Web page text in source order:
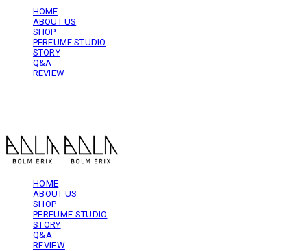
HOME
ABOUT US
SHOP
PERFUME STUDIO
STORY
Q&A
REVIEW
HOME
ABOUT US
SHOP
PERFUME STUDIO
STORY
Q&A
REVIEW